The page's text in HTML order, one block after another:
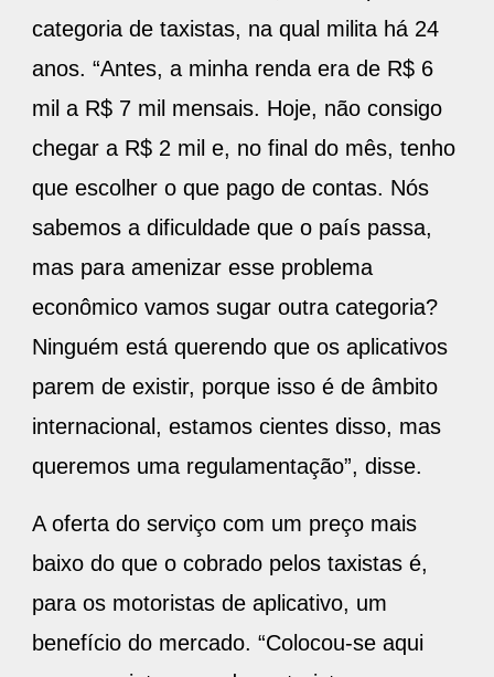
categoria de taxistas, na qual milita há 24
anos. “Antes, a minha renda era de R$ 6
mil a R$ 7 mil mensais. Hoje, não consigo
chegar a R$ 2 mil e, no final do mês, tenho
que escolher o que pago de contas. Nós
sabemos a dificuldade que o país passa,
mas para amenizar esse problema
econômico vamos sugar outra categoria?
Ninguém está querendo que os aplicativos
parem de existir, porque isso é de âmbito
internacional, estamos cientes disso, mas
queremos uma regulamentação”, disse.
A oferta do serviço com um preço mais
baixo do que o cobrado pelos taxistas é,
para os motoristas de aplicativo, um
benefício do mercado. “Colocou-se aqui